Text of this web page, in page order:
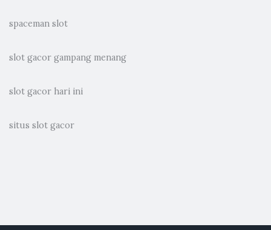
spaceman slot
slot gacor gampang menang
slot gacor hari ini
situs slot gacor